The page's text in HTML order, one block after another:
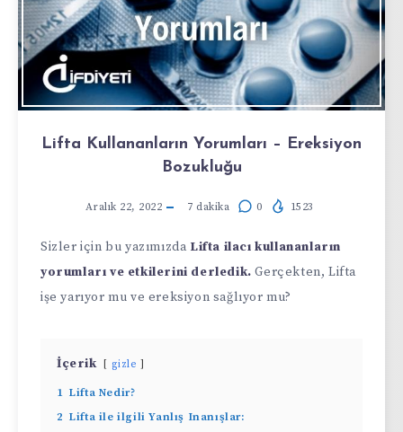
Lifta Kullananların Yorumları – Ereksiyon
Bozukluğu
Aralık 22, 2022 7 dakika 0 1523
Sizler için bu yazımızda Lifta ilacı kullananların
yorumları ve etkilerini derledik. Gerçekten, Lifta
işe yarıyor mu ve ereksiyon sağlıyor mu?
İçerik gizle
1 Lifta Nedir?
2 Lifta ile ilgili Yanlış Inanışlar: